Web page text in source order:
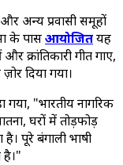
अन्य प्रवासी समूहों
के पासआयोजितयह
क्रांतिकारी गीत गाए,
दिया गया।
गया, "भारतीय नागरिक
घरों में तोड़फोड़
पूरे बंगाली भाषी
है।"